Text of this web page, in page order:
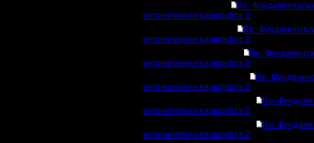
Re:
непонимание варкрафта 2
Re:
непонимание варкрафта 2
Re:
непонимание варкрафта 2
Re:
непонимание варкрафта 2
Re:
непонимание варкрафта 2
Re:
непонимание варкрафта 2